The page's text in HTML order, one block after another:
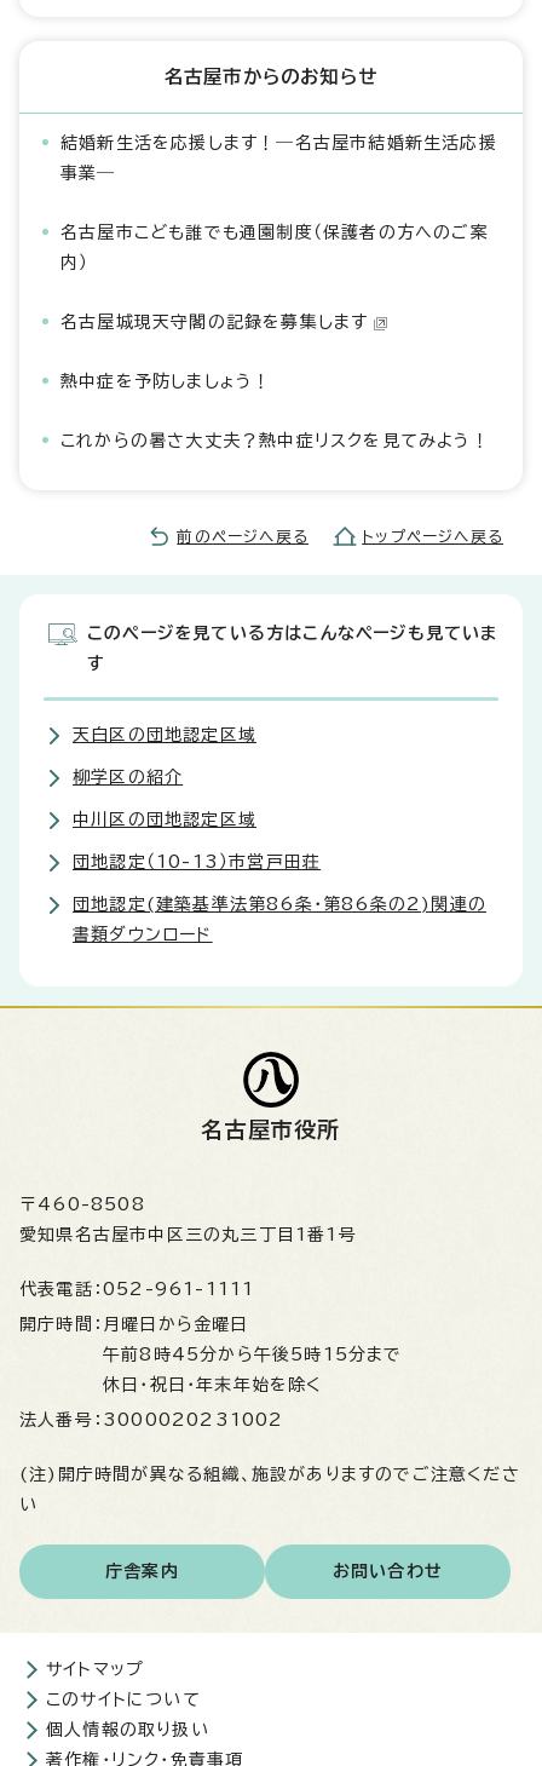
名古屋市からのお知らせ
結婚新生活を応援します！―名古屋市結婚新生活応援
事業―
名古屋市こども誰でも通園制度（保護者の方へのご案
内）
名古屋城現天守閣の記録を募集します
熱中症を予防しましょう！
これからの暑さ大丈夫？熱中症リスクを見てみよう！
前のページへ戻る トップページへ戻る
このページを見ている方はこんなページも見ていま
す
天白区の団地認定区域
柳学区の紹介
中川区の団地認定区域
団地認定（10-13）市営戸田荘
団地認定(建築基準法第86条・第86条の2)関連の
書類ダウンロード
名古屋市役所
〒460-8508
愛知県名古屋市中区三の丸三丁目1番1号
代表電話： 052-961-1111
開庁時間： 月曜日から金曜日
午前8時45分から午後5時15分まで
休日・祝日・年末年始を除く
法人番号： 3000020231002
(注)開庁時間が異なる組織、施設がありますのでご注意くださ
い
庁舎案内 お問い合わせ
サイトマップ
このサイトについて
個人情報の取り扱い
著作権・リンク・免責事項